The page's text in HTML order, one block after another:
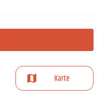
Karte